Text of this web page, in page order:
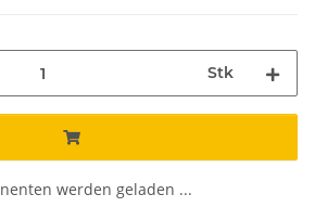
Stk
werden geladen ...